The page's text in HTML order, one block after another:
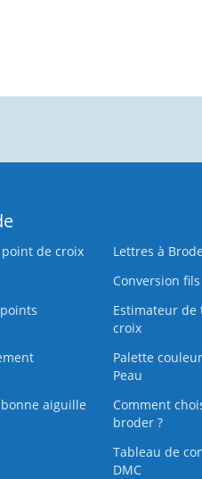
de croix
Lettres à
Conversion
Estimateur de
croix
Palette
Peau
aiguille
Comment
broder ?
Tableau de
DMC